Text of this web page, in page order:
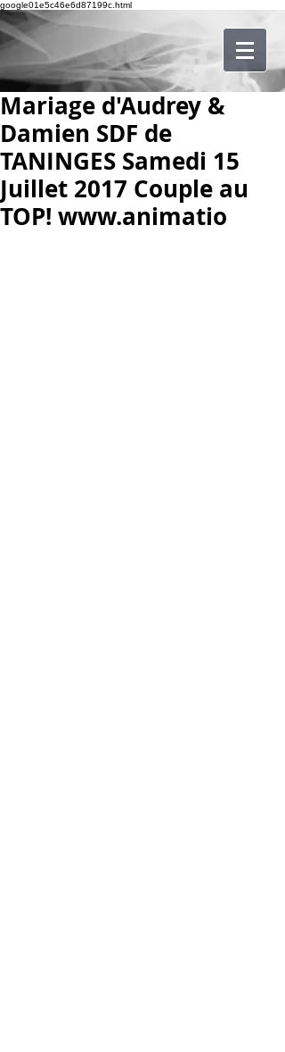
google01e5c46e6d87199c.html
Mariage d'Audrey &
Damien SDF de
TANINGES Samedi 15
Juillet 2017 Couple au
TOP! www.animatio